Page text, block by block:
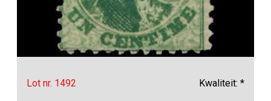
Lot nr. 1492 Kwaliteit: *